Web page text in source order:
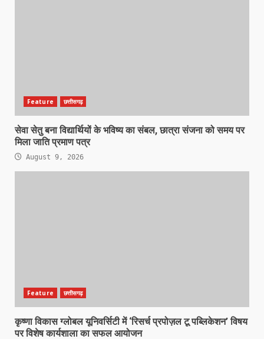
Feature छत्तीसगढ़
सेवा सेतु बना विद्यार्थियों के भविष्य का संबल, छात्रा संजना को समय पर
मिला जाति प्रमाण पत्र
August 9, 2026
Feature छत्तीसगढ़
कृष्णा विकास ग्लोबल यूनिवर्सिटी में ‘रिसर्च प्रपोज़ल टू पब्लिकेशन’ विषय
पर विशेष कार्यशाला का सफल आयोजन